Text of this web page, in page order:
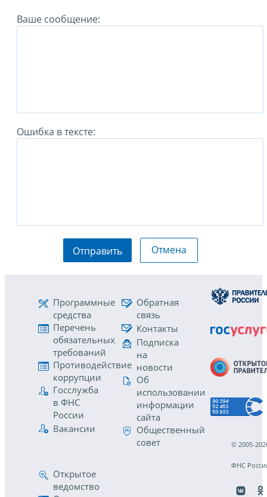
Ваше сообщение:
Ошибка в тексте:
Отправить Отмена
Программные
средства
Перечень
обязательных
требований
Противодействие
коррупции
Госслужба
в ФНС
России
Вакансии
Обратная
связь
Контакты
Подписка
на
новости
Об
использовании
информации
сайта
Общественный
совет
Открытое
ведомство
© 2005-
ФНС